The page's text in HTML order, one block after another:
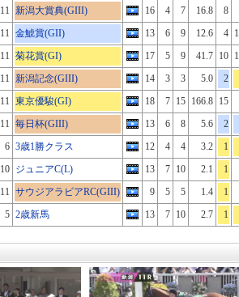
11 新潟大賞典(GIII) 16 4 7 16.8
8
11 金鯱賞(GII) 13 6 9 12.6 4
11 菊花賞(GI) 17 5 9 41.7 10
11 新潟記念(GIII) 14 3 3 5.0
2
11 東京優駿(GI) 18 7 15 166.8 15
11 毎日杯(GIII) 13 6 8 5.6
2
6 3歳1勝クラス 12 4 4 3.2
1
10 ジュニアC(L) 13 7 10 2.1
1
11 サウジアラビアRC(GIII) 9 5 5 1.4
1
5 2歳新馬 13 7 10 2.7 1